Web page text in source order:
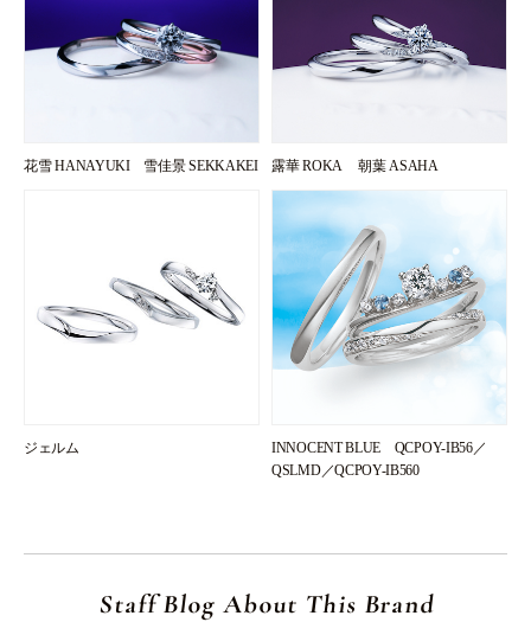
花雪 HANAYUKI 雪佳景 SEKKAKEI 露華 ROKA 朝葉 ASAHA
ジェルム
INNOCENT BLUE QCPOY-IB56／
QSLMD／QCPOY-IB560
Staff Blog About This Brand